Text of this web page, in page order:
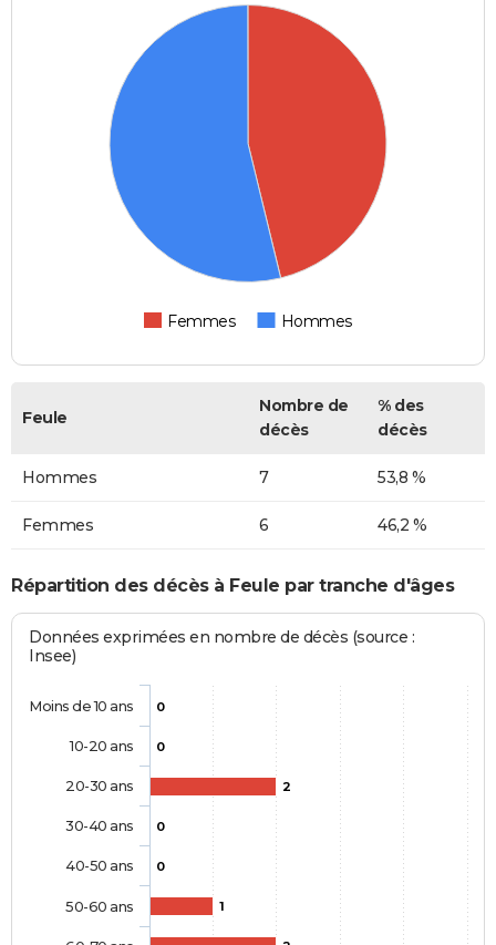
Femmes Hommes
Feule
Nombre de
décès
% des
décès
Hommes 7 53,8 %
Femmes 6 46,2 %
Répartition des décès à Feule par tranche d'âges
Données exprimées en nombre de décès (source :
Insee)
0
0
2
0
0
1
Moins de 10 ans
10-20 ans
20-30 ans
30-40 ans
40-50 ans
50-60 ans